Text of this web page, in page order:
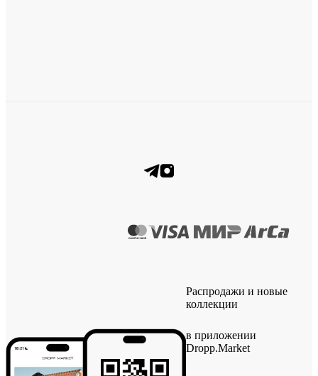
Распродажи и новые
коллекции
в приложении
Dropp.Market